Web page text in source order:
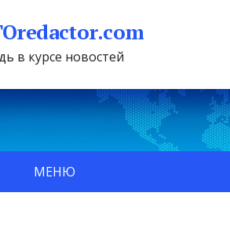
в курсе новостей
МЕНЮ